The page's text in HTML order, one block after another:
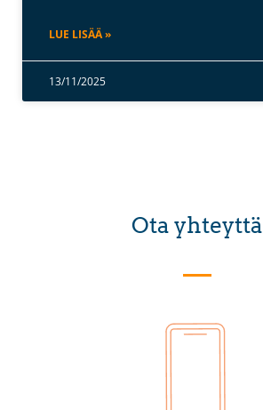
LUE LISÄÄ »
13/11/2025
Ota yhteyttä